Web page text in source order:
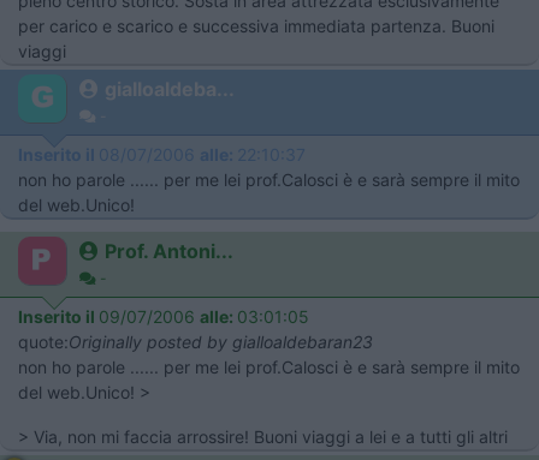
per carico e scarico e successiva immediata partenza. Buoni
viaggi
gialloaldeba...
Inserito il 08/07/2006 alle: 22:10:37
non ho parole ...... per me lei prof.Calosci è e sarà sempre il mito
del web.Unico!
Prof. Antoni...
-
Inserito il 09/07/2006 alle: 03:01:05
quote:Originally posted by gialloaldebaran23
non ho parole ...... per me lei prof.Calosci è e sarà sempre il mito
del web.Unico! >
> Via, non mi faccia arrossire! Buoni viaggi a lei e a tutti gli altri